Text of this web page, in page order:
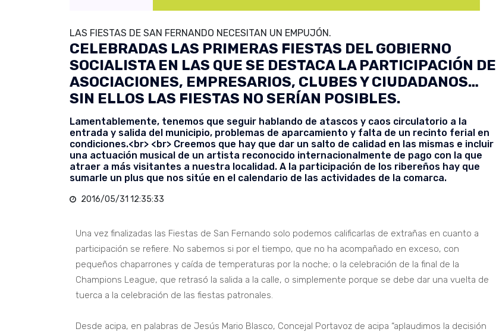
LAS FIESTAS DE SAN FERNANDO NECESITAN UN EMPUJÓN.
CELEBRADAS LAS PRIMERAS FIESTAS DEL GOBIERNO
SOCIALISTA EN LAS QUE SE DESTACA LA PARTICIPACIÓN DE
ASOCIACIONES, EMPRESARIOS, CLUBES Y CIUDADANOS…
SIN ELLOS LAS FIESTAS NO SERÍAN POSIBLES.
Lamentablemente, tenemos que seguir hablando de atascos y caos circulatorio a la
entrada y salida del municipio, problemas de aparcamiento y falta de un recinto ferial en
condiciones.<br> <br> Creemos que hay que dar un salto de calidad en las mismas e incluir
una actuación musical de un artista reconocido internacionalmente de pago con la que
atraer a más visitantes a nuestra localidad. A la participación de los ribereños hay que
sumarle un plus que nos sitúe en el calendario de las actividades de la comarca.
2016/05/31 12:35:33
Una vez finalizadas las Fiestas de San Fernando solo podemos calificarlas de extrañas en cuanto a
participación se refiere. No sabemos si por el tiempo, que no ha acompañado en exceso, con
pequeños chaparrones y caída de temperaturas por la noche; o la celebración de la final de la
Champions League, que retrasó la salida a la calle, o simplemente porque se debe dar una vuelta de
tuerca a la celebración de las fiestas patronales.
Desde acipa, en palabras de Jesús Mario Blasco, Concejal Portavoz de acipa “aplaudimos la decisión